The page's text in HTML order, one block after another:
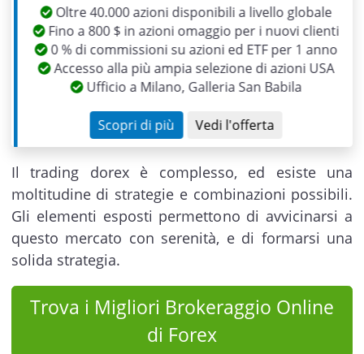
Oltre 40.000 azioni disponibili a livello globale
Fino a 800 $ in azioni omaggio per i nuovi clienti
0 % di commissioni su azioni ed ETF per 1 anno
Accesso alla più ampia selezione di azioni USA
Ufficio a Milano, Galleria San Babila
Scopri di più Vedi l'offerta
Il trading dorex è complesso, ed esiste una
moltitudine di strategie e combinazioni possibili.
Gli elementi esposti permettono di avvicinarsi a
questo mercato con serenità, e di formarsi una
solida strategia.
Trova i Migliori Brokeraggio Online
di Forex